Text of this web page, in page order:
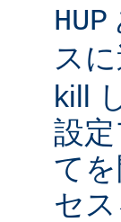
HUP
ス
kill
設
て
セ